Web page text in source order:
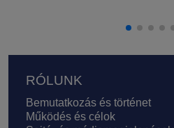
Lábléc
RÓLUNK
Bemutatkozás és történet
Működés és célok